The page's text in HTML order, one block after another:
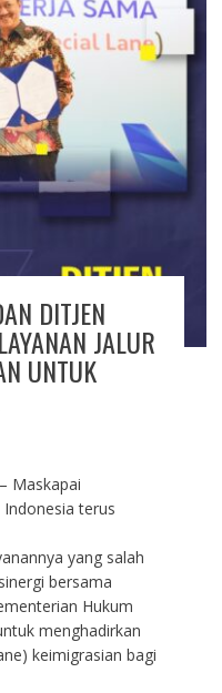
DITJEN
JALUR
UNTUK
– Maskapai
terus
yang salah
bersama
Hukum
menghadirkan
keimigrasian bagi